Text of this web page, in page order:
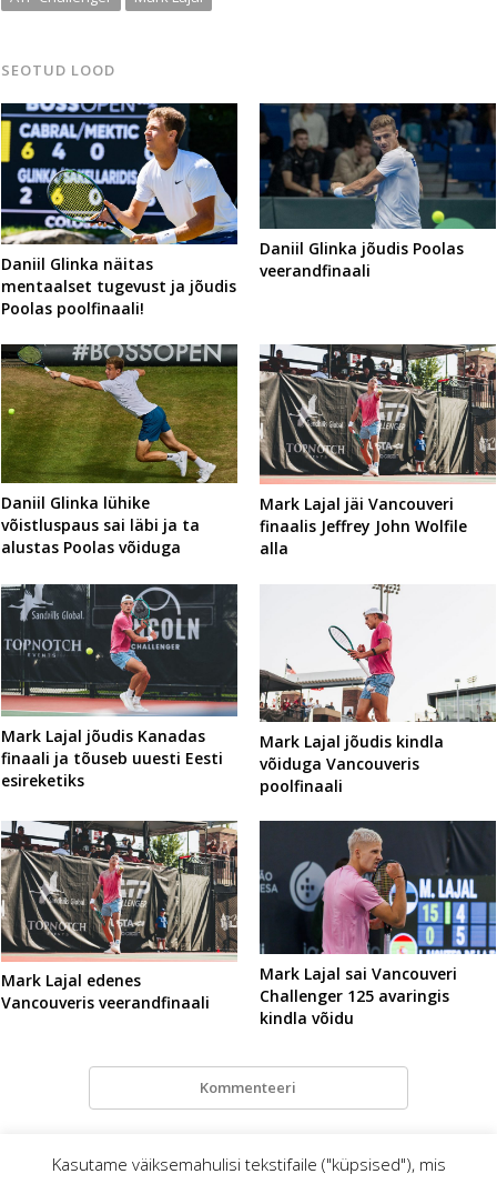
SEOTUD LOOD
Daniil Glinka näitas
mentaalset tugevust ja jõudis
Poolas poolfinaali!
Daniil Glinka jõudis Poolas
veerandfinaali
Daniil Glinka lühike
võistluspaus sai läbi ja ta
alustas Poolas võiduga
Mark Lajal jäi Vancouveri
finaalis Jeffrey John Wolfile
alla
Mark Lajal jõudis Kanadas
finaali ja tõuseb uuesti Eesti
esireketiks
Mark Lajal jõudis kindla
võiduga Vancouveris
poolfinaali
Mark Lajal edenes
Vancouveris veerandfinaali
Mark Lajal sai Vancouveri
Challenger 125 avaringis
kindla võidu
Kommenteeri
Kasutame väiksemahulisi tekstifaile ("küpsised"), mis